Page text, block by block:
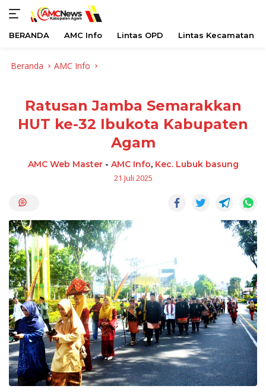
BERANDA AMC Info Lintas OPD Lintas Kecamatan
Beranda AMC Info
Ratusan Jamba Semarakkan
HUT ke-32 Ibukota Kabupaten
Agam
AMC Web Master- AMC Info, Kec. Lubuk basung
21 Juli 2025